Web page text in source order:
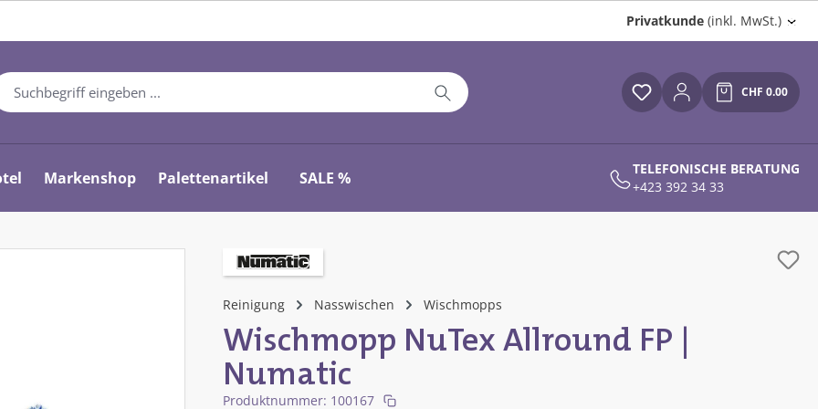
Privatkunde (inkl. MwSt.)
Du hast 0 Produkte auf
CHF 0.00
Markenshop Palettenartikel SALE %
TELEFONISCHE BERATUNG
+423 392 34 33
Reinigung Nasswischen Wischmopps
Wischmopp NuTex Allround FP |
Numatic
Produktnummer: 100167